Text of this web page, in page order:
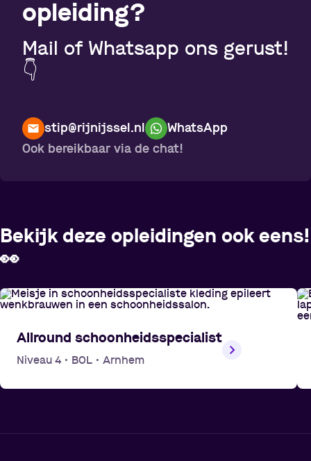
opleiding?
Mail of Whatsapp ons gerust!
👇
stip@rijnijssel.nl
WhatsApp
Ook bereikbaar via de chat!
Bekijk deze opleidingen ook eens!
👀
Allround schoonheidsspecialist
Niveau 4 • BOL • Arnhem